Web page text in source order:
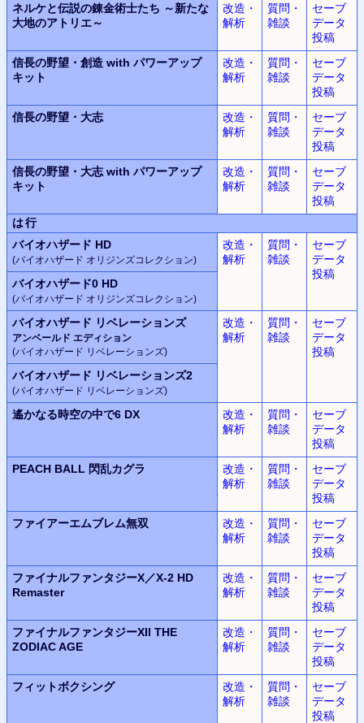
ネルケと伝説の錬金術士たち ～新たな
大地のアトリエ～
改造・
解析
質問・
雑談
セーブ
データ
投稿
信長の野望・創造 with パワーアップ
キット
改造・
解析
質問・
雑談
セーブ
データ
投稿
信長の野望・大志
改造・
解析
質問・
雑談
セーブ
データ
投稿
信長の野望・大志 with パワーアップ
キット
改造・
解析
質問・
雑談
セーブ
データ
投稿
は行
バイオハザード HD
(バイオハザード オリジンズコレクション)
改造・
解析
質問・
雑談
セーブ
データ
投稿
バイオハザード0 HD
(バイオハザード オリジンズコレクション)
バイオハザード リベレーションズ
アンベールド エディション
(バイオハザード リベレーションズ)
改造・
解析
質問・
雑談
セーブ
データ
投稿
バイオハザード リベレーションズ2
(バイオハザード リベレーションズ)
遙かなる時空の中で6 DX
改造・
解析
質問・
雑談
セーブ
データ
投稿
PEACH BALL 閃乱カグラ
改造・
解析
質問・
雑談
セーブ
データ
投稿
ファイアーエムブレム無双
改造・
解析
質問・
雑談
セーブ
データ
投稿
ファイナルファンタジーX／X-2 HD
Remaster
改造・
解析
質問・
雑談
セーブ
データ
投稿
ファイナルファンタジーXII THE
ZODIAC AGE
改造・
解析
質問・
雑談
セーブ
データ
投稿
フィットボクシング
改造・
解析
質問・
雑談
セーブ
データ
投稿